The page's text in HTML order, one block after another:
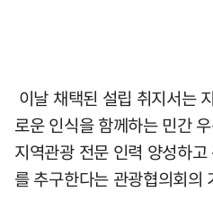
이날 채택된 설립 취지서는
로운 인식을 함께하는 민간
지역관광 전문 인력 양성하
를 추구한다는 관광협의회의